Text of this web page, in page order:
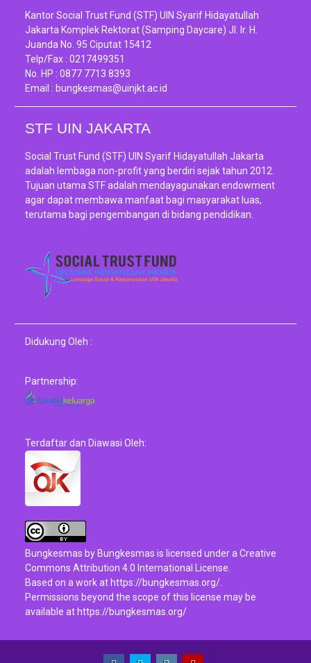
Kantor Social Trust Fund (STF) UIN Syarif Hidayatullah
Jakarta Komplek Rektorat (Samping Daycare) Jl. Ir. H.
Juanda No. 95 Ciputat 15412
Telp/Fax :0217499351
No. HP :0877 7713 8393
Email : bungkesmas@uinjkt.ac.id
STF UIN JAKARTA
Social Trust Fund (STF) UIN Syarif Hidayatullah Jakarta
adalah lembaga non-profit yang berdiri sejak tahun 2012.
Tujuan utama STF adalah mendayagunakan endowment
agar dapat membawa manfaat bagi masyarakat luas,
terutama bagi pengembangan di bidang pendidikan.
Didukung Oleh :
Partnership:
Terdaftar dan Diawasi Oleh:
Bungkesmas by Bungkesmas is licensed under aCreative
Commons Attribution 4.0 International License.
Based on a work at https://bungkesmas.org/.
Permissions beyond the scope of this license may be
available at https://bungkesmas.org/